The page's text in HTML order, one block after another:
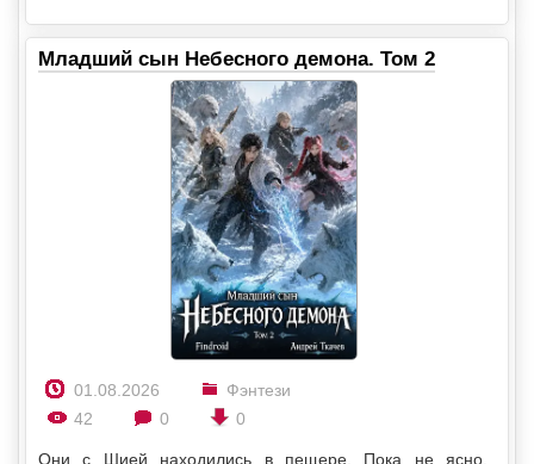
Младший сын Небесного демона. Том 2
01.08.2026
Фэнтези
42
0 0
Они с Шией находились в пещере. Пока не ясно,